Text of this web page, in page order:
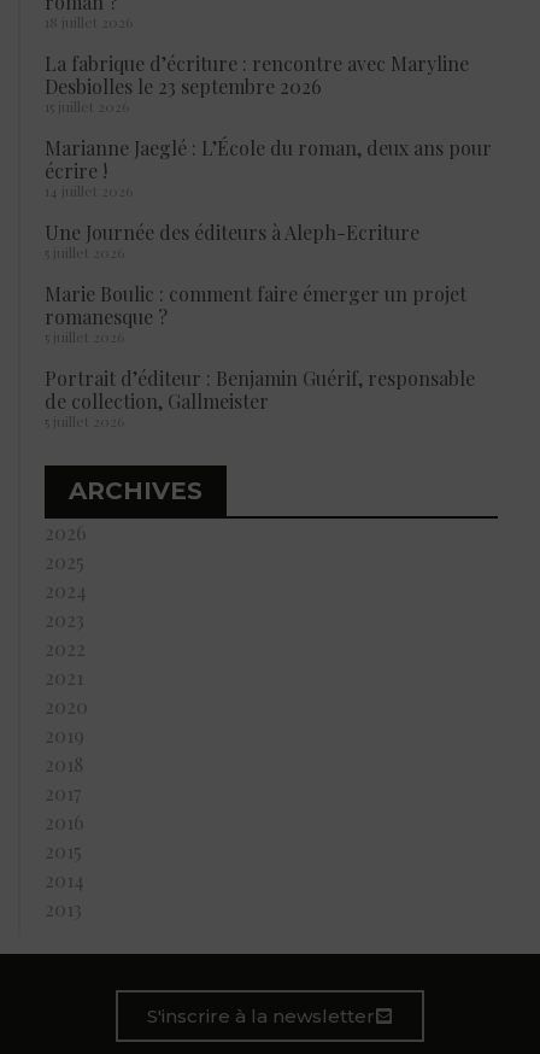
18 juillet 2026
La fabrique d’écriture : rencontre avec Maryline
Desbiolles le 23 septembre 2026
15 juillet 2026
Marianne Jaeglé : L’École du roman, deux ans pour
écrire !
14 juillet 2026
Une Journée des éditeurs à Aleph-Ecriture
5 juillet 2026
Marie Boulic : comment faire émerger un projet
romanesque ?
5 juillet 2026
Portrait d’éditeur : Benjamin Guérif, responsable
de collection, Gallmeister
5 juillet 2026
ARCHIVES
2026
2025
2024
2023
2022
2021
2020
2019
2018
2017
2016
2015
2014
2013
S'inscrire à la newsletter